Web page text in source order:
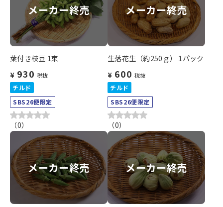
メーカー終売
葉付き枝豆 1束
¥ 930 税抜
チルド
SBS26便限定
（0）
メーカー終売
生落花生（約250ｇ） 1パック
¥ 600 税抜
チルド
SBS26便限定
（0）
メーカー終売 メーカー終売